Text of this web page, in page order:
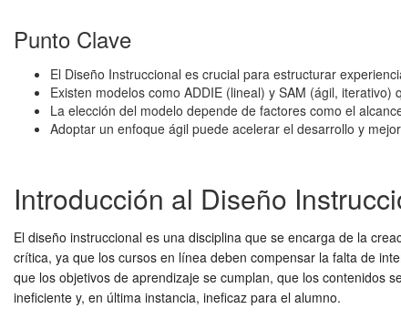
Punto Clave
El Diseño Instruccional es crucial para estructurar
Existen modelos como ADDIE (lineal) y SAM (ágil,
La elección del modelo depende de factores como el
Adoptar un enfoque ágil puede acelerar el desarrollo y
Introducción al Diseño
El diseño instruccional es una disciplina que se encarga de la
crítica, ya que los cursos en línea deben compensar la falta de
que los objetivos de aprendizaje se cumplan, que los contenidos
ineficiente y, en última instancia, ineficaz para el alumno.